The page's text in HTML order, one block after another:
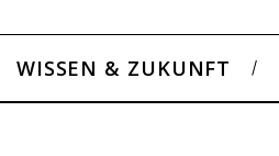
WISSEN & ZUKUNFT